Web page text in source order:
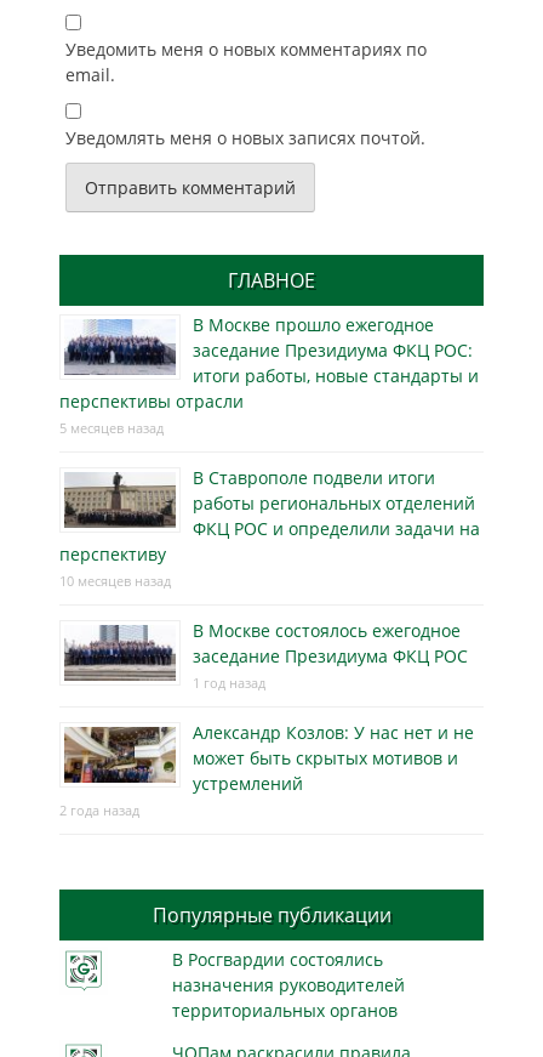
Уведомить меня о новых комментариях по
email.
Уведомлять меня о новых записях почтой.
ГЛАВНОЕ
В Москве прошло ежегодное
заседание Президиума ФКЦ РОС:
итоги работы, новые стандарты и
перспективы отрасли
5 месяцев назад
В Ставрополе подвели итоги
работы региональных отделений
ФКЦ РОС и определили задачи на
перспективу
10 месяцев назад
В Москве состоялось ежегодное
заседание Президиума ФКЦ РОС
1 год назад
Александр Козлов: У нас нет и не
может быть скрытых мотивов и
устремлений
2 года назад
Популярные публикации
В Росгвардии состоялись
назначения руководителей
территориальных органов